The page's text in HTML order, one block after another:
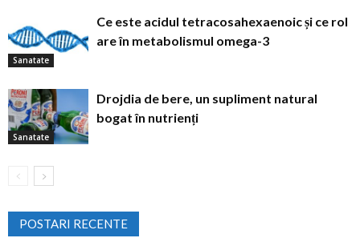
Sanatate
Ce este acidul tetracosahexaenoic și ce rol
are în metabolismul omega-3
Sanatate
Drojdia de bere, un supliment natural
bogat în nutrienți
POSTARI RECENTE